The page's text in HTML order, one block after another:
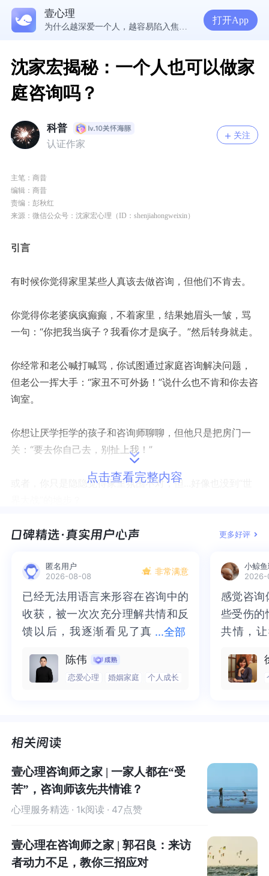
壹心理
5300万人在这里获得专业心理帮助
打开App
沈家宏揭秘：一个人也可以做家
庭咨询吗？
科普
认证作家
关注
主笔：商昔
编辑：商昔
责编：彭秋红
来源：微信公众号：沈家宏心理（ID：shenjiahongweixin）
引言
有时候你觉得家里某些人真该去做咨询，但他们不肯去。
你觉得你老婆疯疯癫癫，不着家里，结果她眉头一皱，骂
一句：“你把我当疯子？我看你才是疯子。”然后转身就走。
你经常和老公喊打喊骂，你试图通过家庭咨询解决问题，
但老公一挥大手：“家丑不可外扬！”说什么也不肯和你去咨
询室。
你想让厌学拒学的孩子和咨询师聊聊，但他只是把房门一
关：“要去你自己去，别扯上我！”
或者，你只是隐隐觉得家里氛围不对，但...好像也没到“世
家人不配合，这“家庭咨询”的副本，难道就开不了局？
家庭咨询最好的状况，当然是家长和父母都在场。
家庭咨询的核心是家庭系统和成员间的互动模式。
点击查看完整内容
更多好评
匿名用户
2026-08-08
非常满意
...全部
已经无法用语言来形容在咨询中的
收获，被一次次充分理解共情和反
馈以后，我逐渐看见了真
清晰，也慢慢找回了内在的力量。
虽然不知道还要有多久的路要走，
这里，让我真切的感受到了🙏❤️
已经无法用语言来形容在咨询中的
收获，被一次次充分理解共情和反
馈以后，我逐渐看见了真实的那
也慢慢找回了内在的力量。虽然不
知道还要有多久的路要走，但我很
让我真切的感受到了🙏❤️
陈伟
恋爱心理 婚姻家庭 个人成长
小鲸
感觉咨询
些受伤的
共情，
一部分
而且当
感觉咨询
些受伤的
共情，让
处理的
询师准
壹心理咨询师之家 | 一家人都在“受
苦”，咨询师该先共情谁？
心理服务精选 · 1k阅读 · 47点赞
壹心理在咨询师之家 | 郭召良：来访
者动力不足，教你三招应对